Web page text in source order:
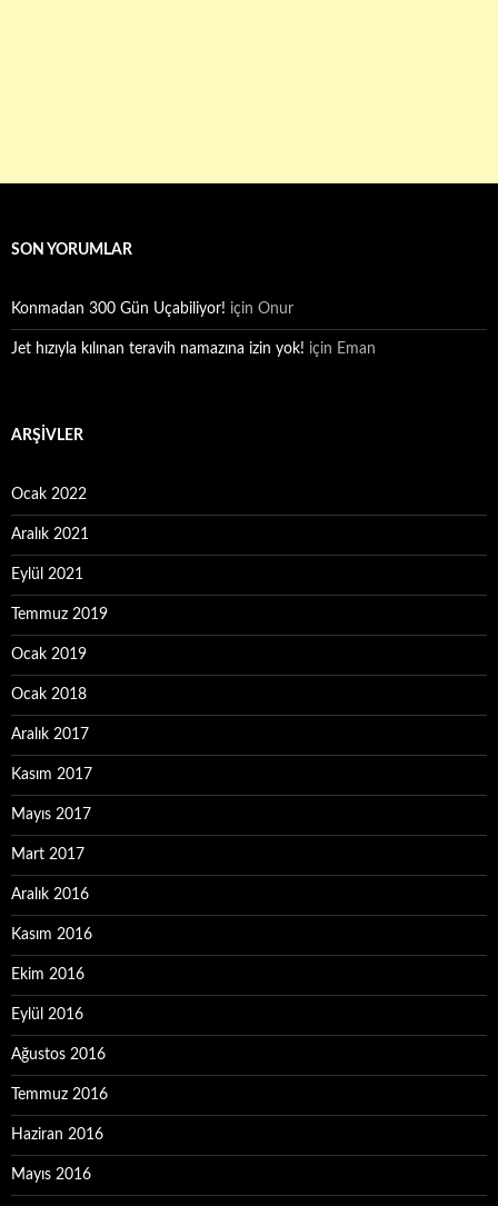
SON YORUMLAR
Konmadan 300 Gün Uçabiliyor! için Onur
Jet hızıyla kılınan teravih namazına izin yok! için Eman
ARŞIVLER
Ocak 2022
Aralık 2021
Eylül 2021
Temmuz 2019
Ocak 2019
Ocak 2018
Aralık 2017
Kasım 2017
Mayıs 2017
Mart 2017
Aralık 2016
Kasım 2016
Ekim 2016
Eylül 2016
Ağustos 2016
Temmuz 2016
Haziran 2016
Mayıs 2016